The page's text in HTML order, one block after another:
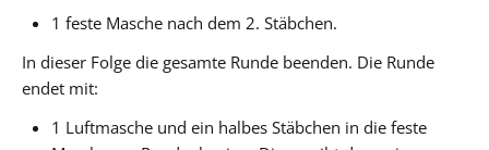
1 feste Masche nach dem 2. Stäbchen.
In dieser Folge die gesamte Runde beenden. Die Runde
endet mit:
1 Luftmasche und ein halbes Stäbchen in die feste